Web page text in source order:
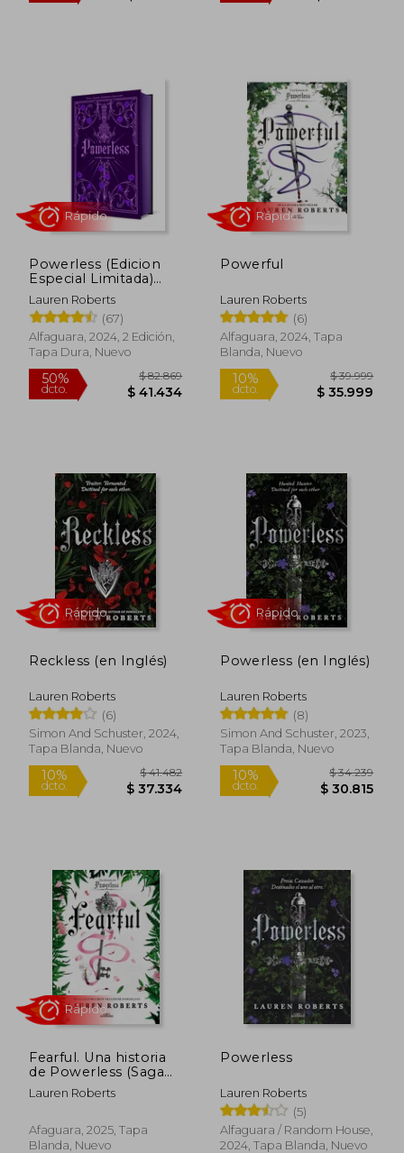
50% 50%
dcto.
Powerless (Edicion
Especial Limitada)
(Saga Powerless 1)
Lauren Roberts
(67)
Alfaguara, 2024, 2 Edición,
Tapa Dura, Nuevo
50%
dcto.
$ 82.869
$ 41.434
Rápido
Powerful
Lauren Roberts
(6)
Alfaguara, 2024, Tapa
Blanda, Nuevo
10%
dcto.
Reckless (en Inglés)
Lauren Roberts
(6)
Simon And Schuster, 2024,
Tapa Blanda, Nuevo
10%
dcto.
$ 41.482
$ 37.334
Powerless (en Inglés)
Lauren Roberts
(8)
Simon And Schuster, 2023,
Tapa Blanda, Nuevo
10%
dcto.
Fearful. Una historia
de Powerless (Saga
Powerless 3.5)
Lauren Roberts
Afaguara, 2025, Tapa
Blanda, Nuevo
Powerless
Lauren Roberts
(5)
Alfaguara / Random House,
2024, Tapa Blanda, Nuevo